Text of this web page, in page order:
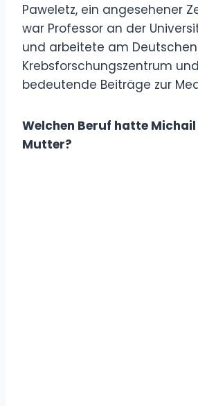
Paweletz, ein angesehener
war Professor an der
und arbeitete am Deutschen
Krebsforschungszentrum
bedeutende Beiträge zur
Welchen Beruf hatte Michail
Mutter?